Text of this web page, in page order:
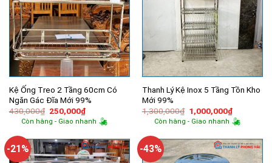
Kệ Ống Treo 2 Tầng 60cm Có
Ngăn Gác Đĩa Mới 99%
430,000₫ Giá
gốc
là:
250,000₫Giá
hiện
tại
250,000₫.
Còn hàng - Giao nhanh
Thanh Lý Kệ Inox 5 Tầng Tồn Kho
Mới 99%
1,300,000₫ Giá
gốc
là:
1,000,000₫Giá
hiện
tại
Còn hàng - Giao nhanh
-21% -43%